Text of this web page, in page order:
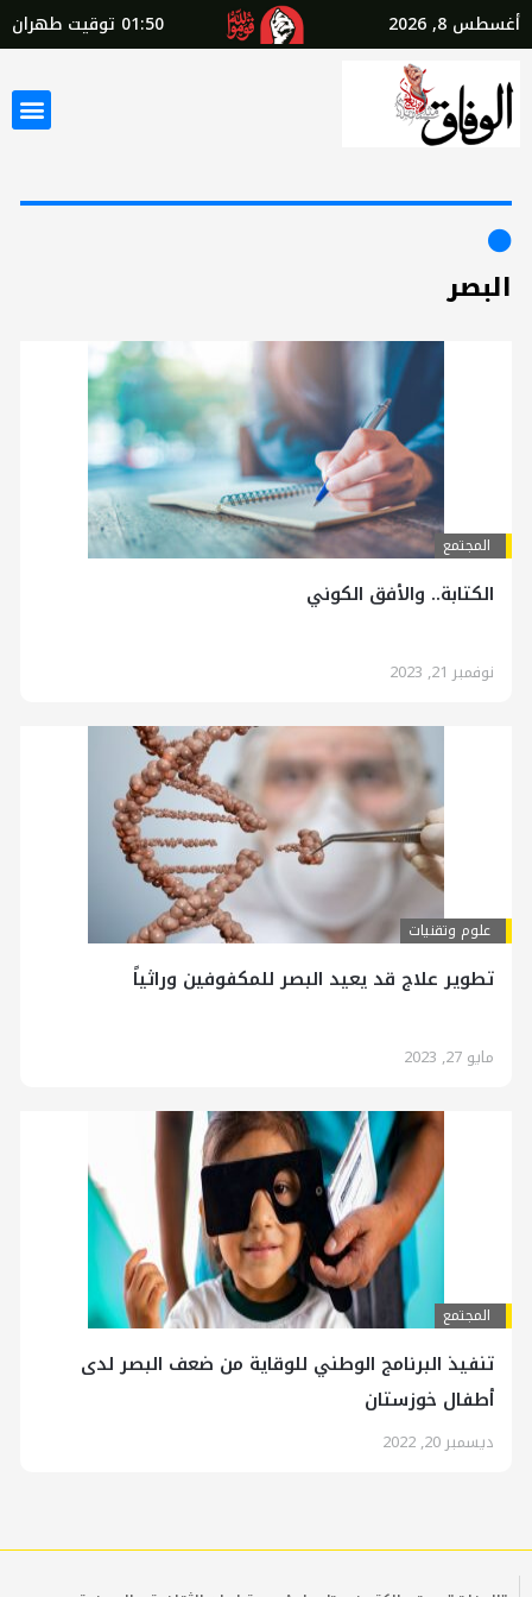
أغسطس 8, 2026 01:50 توقيت طهران
البصر
المجتمع
الكتابة.. والأفق الكوني
نوفمبر 21, 2023
علوم وتقنيات
تطوير علاج قد يعيد البصر للمكفوفين وراثياً
مايو 27, 2023
المجتمع
تنفيذ البرنامج الوطني للوقاية من ضعف البصر لدی
أطفال خوزستان
ديسمبر 20, 2022